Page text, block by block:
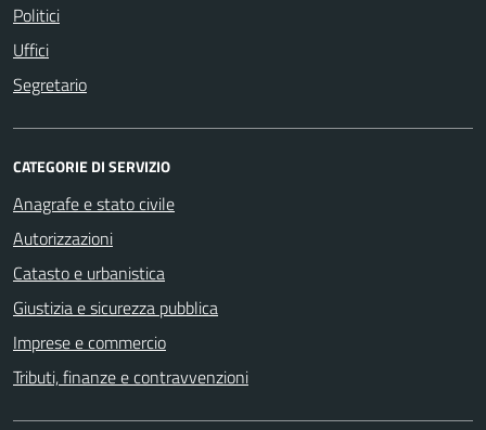
Politici
Uffici
Segretario
CATEGORIE DI SERVIZIO
Anagrafe e stato civile
Autorizzazioni
Catasto e urbanistica
Giustizia e sicurezza pubblica
Imprese e commercio
Tributi, finanze e contravvenzioni